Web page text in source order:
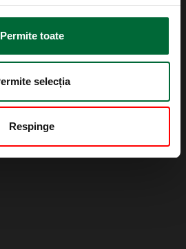
Permite toate
selecția
Respinge